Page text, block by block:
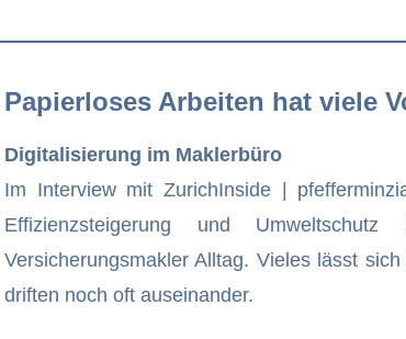
Papierloses Arbeiten hat viele
Digitalisierung im Maklerbüro
Im Interview mit ZurichInside |
Effizienzsteigerung und
Versicherungsmakler Alltag. Vieles lässt
driften noch oft auseinander.